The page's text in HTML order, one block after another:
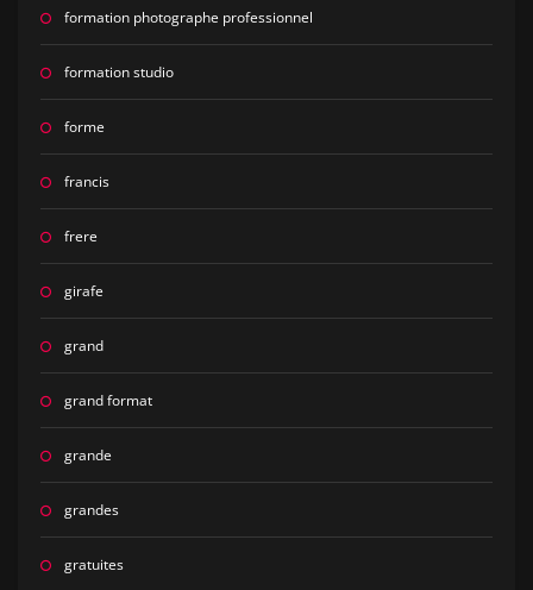
formation photographe professionnel
formation studio
forme
francis
frere
girafe
grand
grand format
grande
grandes
gratuites